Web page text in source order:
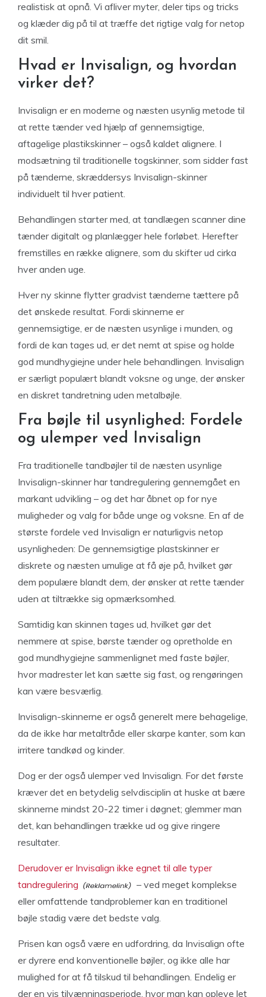
realistisk at opnå. Vi afliver myter, deler tips og tricks
og klæder dig på til at træffe det rigtige valg for netop
dit smil.
Hvad er Invisalign, og hvordan
virker det?
Invisalign er en moderne og næsten usynlig metode til
at rette tænder ved hjælp af gennemsigtige,
aftagelige plastikskinner – også kaldet alignere. I
modsætning til traditionelle togskinner, som sidder fast
på tænderne, skræddersys Invisalign-skinner
individuelt til hver patient.
Behandlingen starter med, at tandlægen scanner dine
tænder digitalt og planlægger hele forløbet. Herefter
fremstilles en række alignere, som du skifter ud cirka
hver anden uge.
Hver ny skinne flytter gradvist tænderne tættere på
det ønskede resultat. Fordi skinnerne er
gennemsigtige, er de næsten usynlige i munden, og
fordi de kan tages ud, er det nemt at spise og holde
god mundhygiejne under hele behandlingen. Invisalign
er særligt populært blandt voksne og unge, der ønsker
en diskret tandretning uden metalbøjle.
Fra bøjle til usynlighed: Fordele
og ulemper ved Invisalign
Fra traditionelle tandbøjler til de næsten usynlige
Invisalign-skinner har tandregulering gennemgået en
markant udvikling – og det har åbnet op for nye
muligheder og valg for både unge og voksne. En af de
største fordele ved Invisalign er naturligvis netop
usynligheden: De gennemsigtige plastskinner er
diskrete og næsten umulige at få øje på, hvilket gør
dem populære blandt dem, der ønsker at rette tænder
uden at tiltrække sig opmærksomhed.
Samtidig kan skinnen tages ud, hvilket gør det
nemmere at spise, børste tænder og opretholde en
god mundhygiejne sammenlignet med faste bøjler,
hvor madrester let kan sætte sig fast, og rengøringen
kan være besværlig.
Invisalign-skinnerne er også generelt mere behagelige,
da de ikke har metaltråde eller skarpe kanter, som kan
irritere tandkød og kinder.
Dog er der også ulemper ved Invisalign. For det første
kræver det en betydelig selvdisciplin at huske at bære
skinnerne mindst 20-22 timer i døgnet; glemmer man
det, kan behandlingen trække ud og give ringere
resultater.
Derudover er Invisalign ikke egnet til alle typer
tandregulering
– ved meget komplekse
eller omfattende tandproblemer kan en traditionel
bøjle stadig være det bedste valg.
Prisen kan også være en udfordring, da Invisalign ofte
er dyrere end konventionelle bøjler, og ikke alle har
mulighed for at få tilskud til behandlingen. Endelig er
der en vis tilvænningsperiode, hvor man kan opleve let